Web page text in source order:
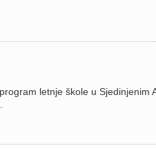
letnje škole u